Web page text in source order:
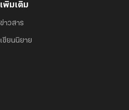
เพิ่มเติม
ข่าวสาร
เขียนนิยาย